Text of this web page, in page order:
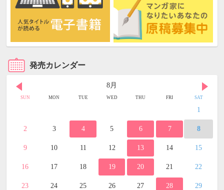
発売カレンダー
8月
SUN MON TUE WED THU FRI SAT
1
2 3 4 5 6 7 8
9 10 11 12 13 14 15
16 17 18 19 20 21 22
23 24 25 26 27 28 29